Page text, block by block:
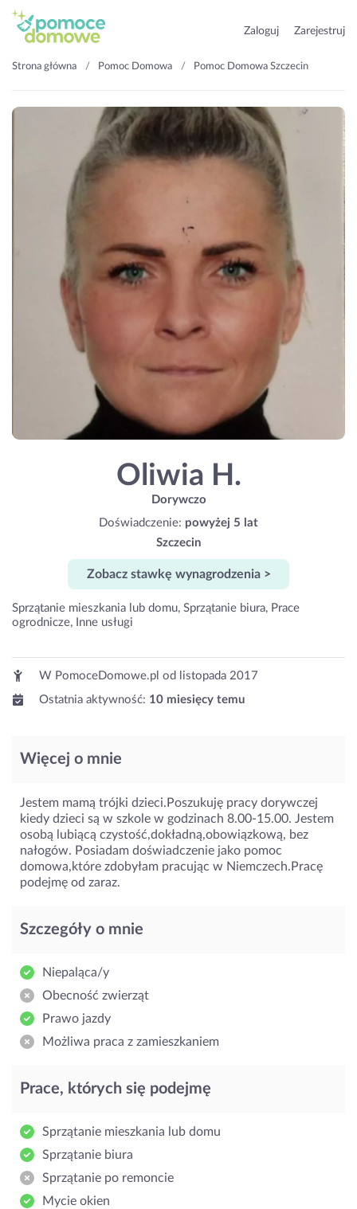
Zaloguj Zarejestruj
Strona główna Pomoc Domowa Pomoc Domowa Szczecin
Oliwia H.
Dorywczo
Doświadczenie: powyżej 5 lat
Szczecin
Zobacz stawkę wynagrodzenia >
Sprzątanie mieszkania lub domu, Sprzątanie biura, Prace
ogrodnicze, Inne usługi
W PomoceDomowe.pl od
listopada 2017
Ostatnia aktywność: 10 miesięcy temu
Więcej o mnie
Jestem mamą trójki dzieci.Poszukuję pracy dorywczej
kiedy dzieci są w szkole w godzinach 8.00-15.00. Jestem
osobą lubiącą czystość,dokładną,obowiązkową, bez
nałogów. Posiadam doświadczenie jako pomoc
domowa,które zdobyłam pracując w Niemczech.Pracę
podejmę od zaraz.
Szczegóły o mnie
Niepaląca/y
Obecność zwierząt
Prawo jazdy
Możliwa praca z zamieszkaniem
Prace, których się podejmę
Sprzątanie mieszkania lub domu
Sprzątanie biura
Sprzątanie po remoncie
Mycie okien